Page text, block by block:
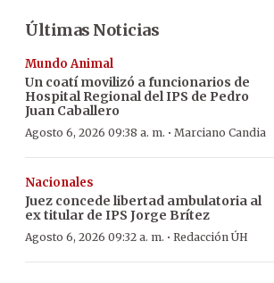
Últimas Noticias
Mundo Animal
Un coatí movilizó a funcionarios de
Hospital Regional del IPS de Pedro
Juan Caballero
Agosto 6, 2026 09:38 a. m. · Marciano Candia
Nacionales
Juez concede libertad ambulatoria al
ex titular de IPS Jorge Brítez
Agosto 6, 2026 09:32 a. m. · Redacción ÚH